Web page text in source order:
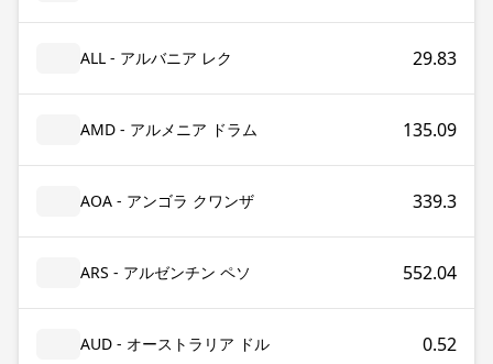
ALL - アルバニア レク 29.83
AMD - アルメニア ドラム 135.09
AOA - アンゴラ クワンザ 339.3
ARS - アルゼンチン ペソ 552.04
AUD - オーストラリア ドル 0.52